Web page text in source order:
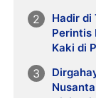
Hadir di
Perintis
Kaki di